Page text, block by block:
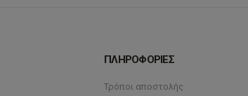
ΠΛΗΡΟΦΟΡΙΕΣ
Τρόποι αποστολής